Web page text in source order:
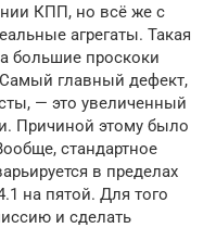
КПП, но всё же с
агрегаты. Такая
большие проскоки
главный дефект,
— это увеличенный
Причиной этому было
стандартное
в пределах
на пятой. Для того
и сделать